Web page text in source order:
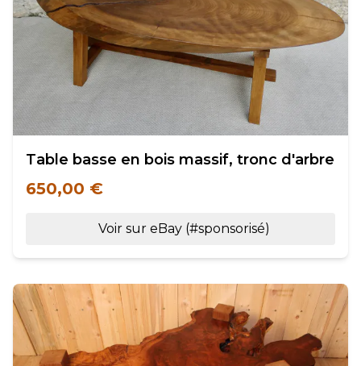
Table basse en bois massif, tronc d'arbre
650,00 €
Voir sur eBay (#sponsorisé)